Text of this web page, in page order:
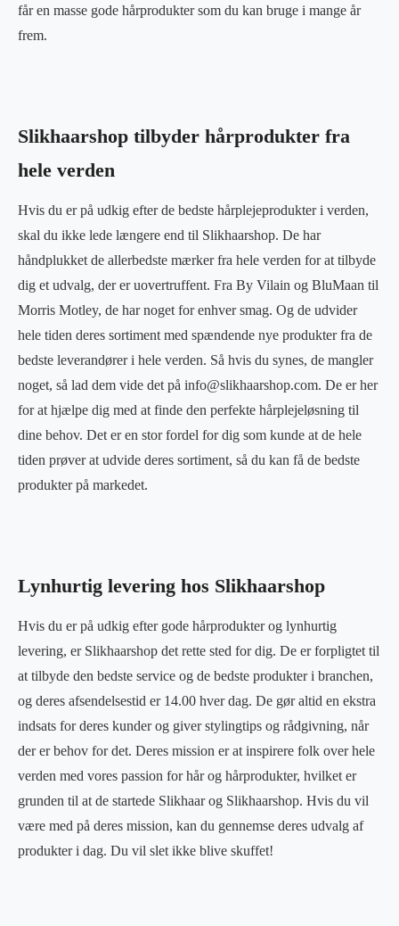
får en masse gode hårprodukter som du kan bruge i mange år
frem.
Slikhaarshop tilbyder hårprodukter fra
hele verden
Hvis du er på udkig efter de bedste hårplejeprodukter i verden,
skal du ikke lede længere end til Slikhaarshop. De har
håndplukket de allerbedste mærker fra hele verden for at tilbyde
dig et udvalg, der er uovertruffent. Fra By Vilain og BluMaan til
Morris Motley, de har noget for enhver smag. Og de udvider
hele tiden deres sortiment med spændende nye produkter fra de
bedste leverandører i hele verden. Så hvis du synes, de mangler
noget, så lad dem vide det på info@slikhaarshop.com. De er her
for at hjælpe dig med at finde den perfekte hårplejeløsning til
dine behov. Det er en stor fordel for dig som kunde at de hele
tiden prøver at udvide deres sortiment, så du kan få de bedste
produkter på markedet.
Lynhurtig levering hos Slikhaarshop
Hvis du er på udkig efter gode hårprodukter og lynhurtig
levering, er Slikhaarshop det rette sted for dig. De er forpligtet til
at tilbyde den bedste service og de bedste produkter i branchen,
og deres afsendelsestid er 14.00 hver dag. De gør altid en ekstra
indsats for deres kunder og giver stylingtips og rådgivning, når
der er behov for det. Deres mission er at inspirere folk over hele
verden med vores passion for hår og hårprodukter, hvilket er
grunden til at de startede Slikhaar og Slikhaarshop. Hvis du vil
være med på deres mission, kan du gennemse deres udvalg af
produkter i dag. Du vil slet ikke blive skuffet!